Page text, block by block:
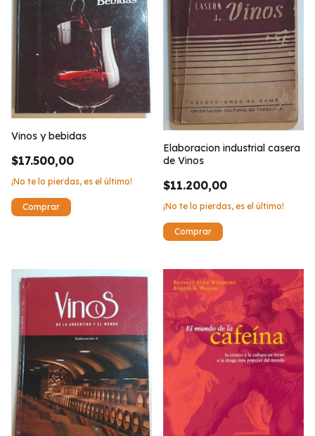
Vinos y bebidas
$17.500,00
¡No te lo pierdas, es el último!
Elaboracion industrial casera
de Vinos
$11.200,00
¡No te lo pierdas, es el último!